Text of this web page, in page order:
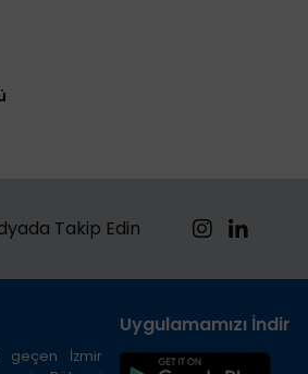
Takip Edin
geçen İzmir
Uygulamamızı İndirin